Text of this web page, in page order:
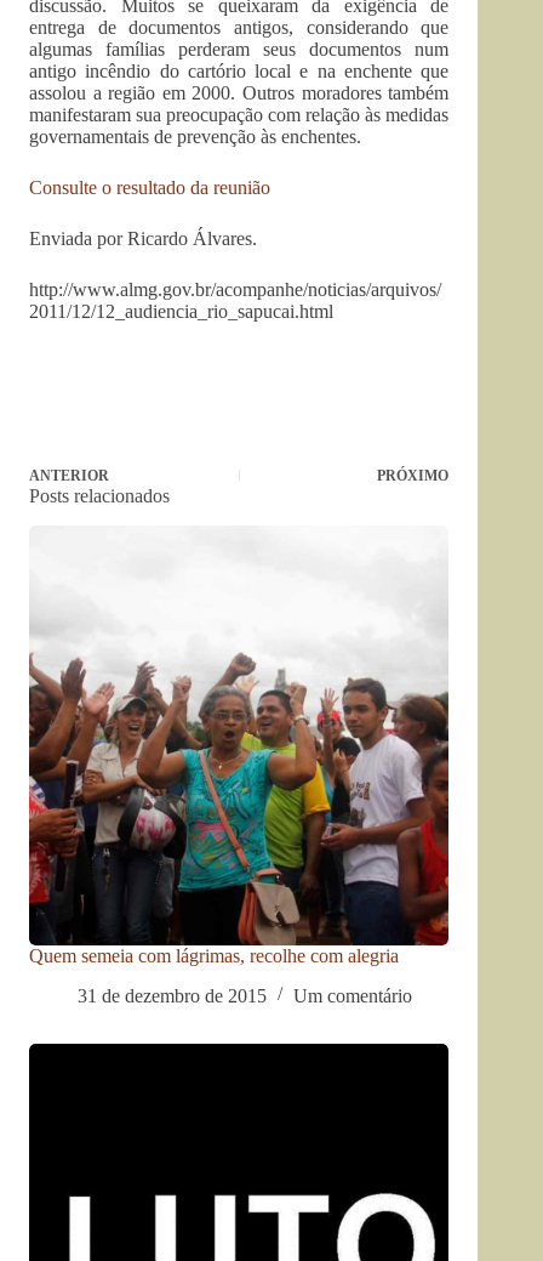
discussão. Muitos se queixaram da exigência de
entrega de documentos antigos, considerando que
algumas famílias perderam seus documentos num
antigo incêndio do cartório local e na enchente que
assolou a região em 2000. Outros moradores também
manifestaram sua preocupação com relação às medidas
governamentais de prevenção às enchentes.
Consulte o resultado da reunião
Enviada por Ricardo Álvares.
http://www.almg.gov.br/acompanhe/noticias/arquivos/
2011/12/12_audiencia_rio_sapucai.html
ANTERIOR PRÓXIMO
Posts relacionados
Quem semeia com lágrimas, recolhe com alegria
31 de dezembro de 2015
Um comentário